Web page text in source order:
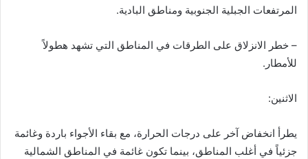
المرتفعات الجبلية الجنوبية ومناطق البادية.
– خطر الانزلاق على الطرقات في المناطق التي تشهد هطولاً
للأمطار.
الاثنين:
يطرأ انخفاض آخر على درجات الحرارة، مع بقاء الأجواء باردة وغائمة
جزئياً في أغلب المناطق، بينما تكون غائمة في المناطق الشمالية